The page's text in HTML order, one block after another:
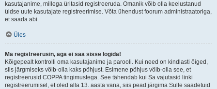
kasutajanime, millega üritasid registreeruda. Omanik võib olla keelustanud
üldse uute kasutajate registreerimise. Võta ühendust foorum administraatoriga,
et saada abi.
Üles
Ma registreerusin, aga ei saa sisse logida!
Kõigepealt kontrolli oma kasutajanime ja parooli. Kui need on kindlasti õiged,
siis järgmiseks võib-olla kaks põhjust. Esimene põhjus võib-olla see, et
registreerusid COPPA tingimustega. See tähendab kui Sa vajutasid linki
registreerumisel, et oled alla 13. aasta vana, siis pead järgima Sulle saadetuid